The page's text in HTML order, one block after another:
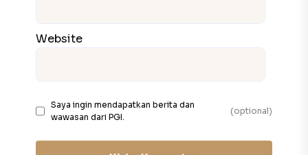
Website
Saya ingin mendapatkan berita dan
wawasan dari PGI.
(optional)